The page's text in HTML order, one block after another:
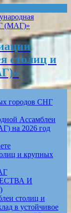
столиц и
городов СНГ
Ассамблеи
на 2026 год
и крупных
И
столиц и
в устойчивое